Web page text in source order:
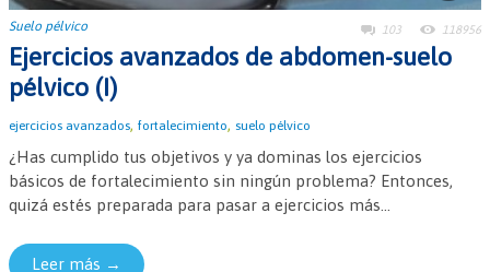
Suelo pélvico 103 118956
Ejercicios avanzados de abdomen-suelo
pélvico (I)
ejercicios avanzados, fortalecimiento, suelo pélvico
¿Has cumplido tus objetivos y ya dominas los ejercicios
básicos de fortalecimiento sin ningún problema? Entonces,
quizá estés preparada para pasar a ejercicios más...
Leer más →